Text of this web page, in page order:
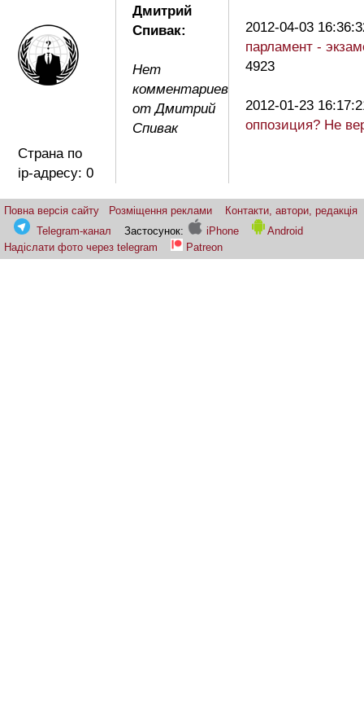
Страна по
ip-адресу: 0
Дмитрий
Спивак:
Нет
комментариев
от Дмитрий
Спивак
2012-04-03
парламент -
4923
2012-01-23
оппозиция? Не
Повна версія сайту Розміщення реклами
Контакти, автори, редакція
Telegram-канал
Застосунок: iPhone
Android
Надіслати фото через telegram
Patreon